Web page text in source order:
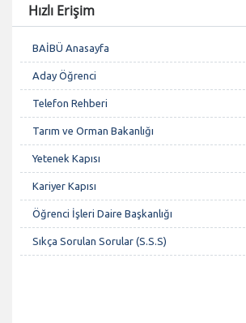
Hızlı Erişim
BAİBÜ Anasayfa
Aday Öğrenci
Telefon Rehberi
Tarım ve Orman Bakanlığı
Yetenek Kapısı
Kariyer Kapısı
Öğrenci İşleri Daire Başkanlığı
Sıkça Sorulan Sorular (S.S.S)